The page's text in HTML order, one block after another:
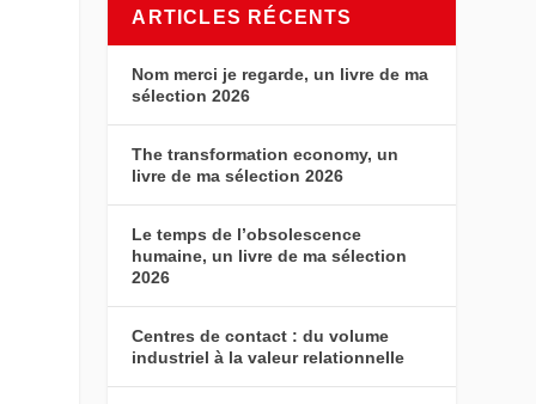
ARTICLES RÉCENTS
Nom merci je regarde, un livre de ma
sélection 2026
The transformation economy, un
livre de ma sélection 2026
Le temps de l’obsolescence
humaine, un livre de ma sélection
2026
Centres de contact : du volume
industriel à la valeur relationnelle